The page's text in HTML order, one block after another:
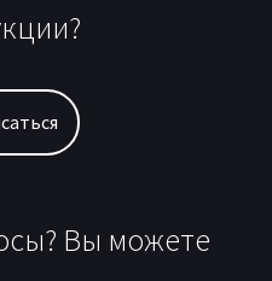
Вы можете